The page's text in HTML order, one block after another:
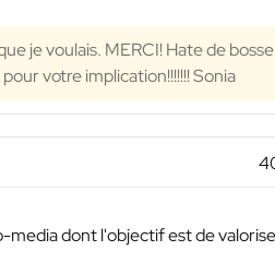
je voulais. MERCI! Hate de
votre implication!!!!!!! Sonia
dont l'objectif est de